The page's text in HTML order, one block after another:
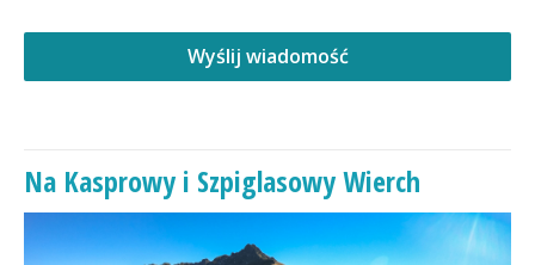
Na Kasprowy i Szpiglasowy Wierch